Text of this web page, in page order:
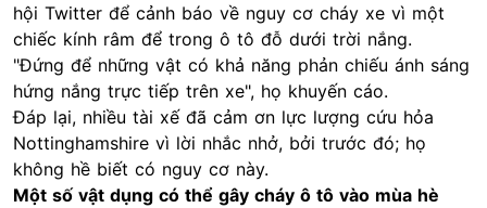
hội Twitter để cảnh báo về nguy cơ cháy xe vì một
chiếc kính râm để trong ô tô đỗ dưới trời nắng.
"Đứng để những vật có khả năng phản chiếu ánh sáng
hứng nắng trực tiếp trên xe", họ khuyến cáo.
Đáp lại, nhiều tài xế đã cảm ơn lực lượng cứu hỏa
Nottinghamshire vì lời nhắc nhở, bởi trước đó; họ
không hề biết có nguy cơ này.
Một số vật dụng có thể gây cháy ô tô vào mùa hè